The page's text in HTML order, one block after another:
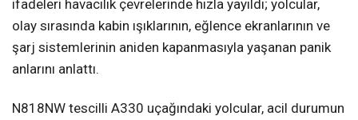
ifadeleri havacılık çevrelerinde hızla yayıldı; yolcular,
olay sırasında kabin ışıklarının, eğlence ekranlarının ve
şarj sistemlerinin aniden kapanmasıyla yaşanan panik
anlarını anlattı.
N818NW tescilli A330 uçağındaki yolcular, acil durumun